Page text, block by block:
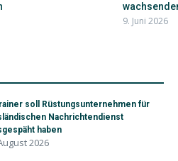
9. Juni 2026
soll Rüstungsunternehmen für
Nachrichtendienst
haben
2026